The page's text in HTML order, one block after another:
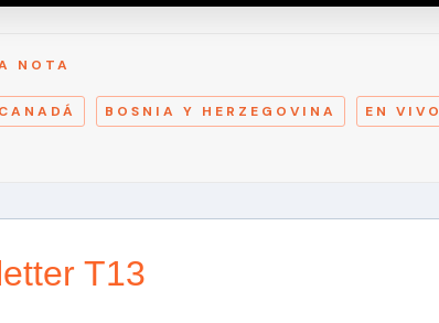
NOTA
CANADÁ BOSNIA Y HERZEGOVINA EN VIVO
T13